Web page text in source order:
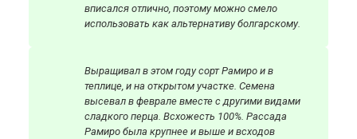
вписался отлично, поэтому можно смело
использовать как альтернативу болгарскому.
Выращивал в этом году сорт Рамиро и в
теплице, и на открытом участке. Семена
высевал в феврале вместе с другими видами
сладкого перца. Всхожесть 100%. Рассада
Рамиро была крупнее и выше и всходов